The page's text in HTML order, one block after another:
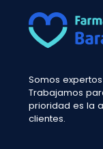
Somos
Trabajamos
prioridad es la
clientes.